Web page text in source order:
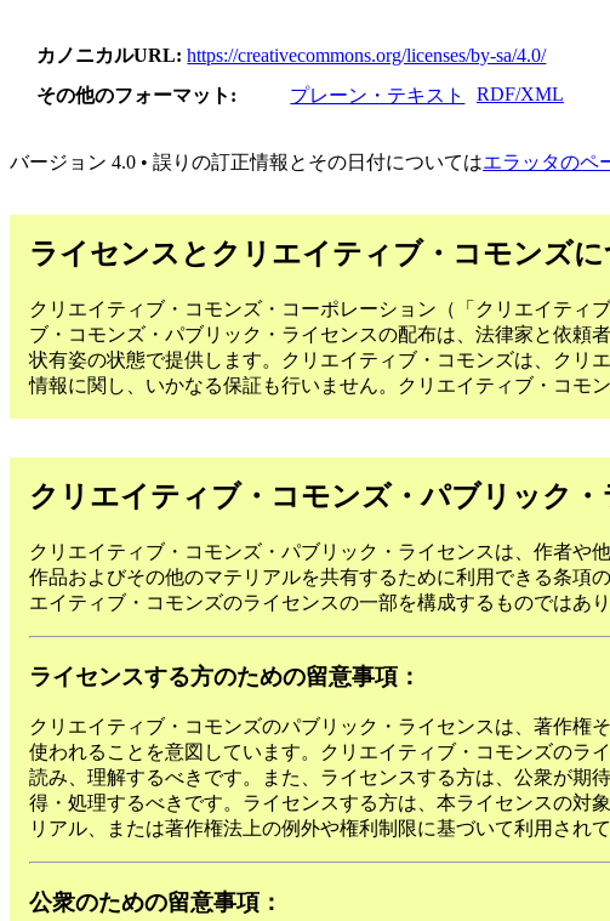
カノニカルURL
https://creativecommons.org/licenses/by-sa/4.0/
その他のフォーマット
プレーン・テキスト RDF/XML
バージョン 4.0 • 誤りの訂正情報とその日付についてはエラッタのペ
ライセンスとクリエイティブ・コモンズに
クリエイティブ・コモンズ・コーポレーション（「クリエイティ
ブ・コモンズ・パブリック・ライセンスの配布は、法律家と依頼
状有姿の状態で提供します。クリエイティブ・コモンズは、クリ
情報に関し、いかなる保証も行いません。クリエイティブ・コモ
クリエイティブ・コモンズ・パブリック
クリエイティブ・コモンズ・パブリック・ライセンスは、作者
作品およびその他のマテリアルを共有するために利用できる条項
エイティブ・コモンズのライセンスの一部を構成するものではあり
ライセンスする方のための留意事項：
クリエイティブ・コモンズのパブリック・ライセンスは、著作権
使われることを意図しています。クリエイティブ・コモンズのラ
読み、理解するべきです。また、ライセンスする方は、公衆が期
得・処理するべきです。ライセンスする方は、本ライセンスの対
リアル、または著作権法上の例外や権利制限に基づいて利用され
公衆のための留意事項：